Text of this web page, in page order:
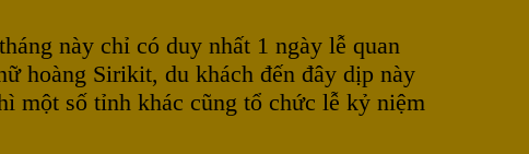
này chỉ có duy nhất 1 ngày lễ quan
hoàng Sirikit, du khách đến đây dịp này
một số tỉnh khác cũng tổ chức lễ kỷ niệm